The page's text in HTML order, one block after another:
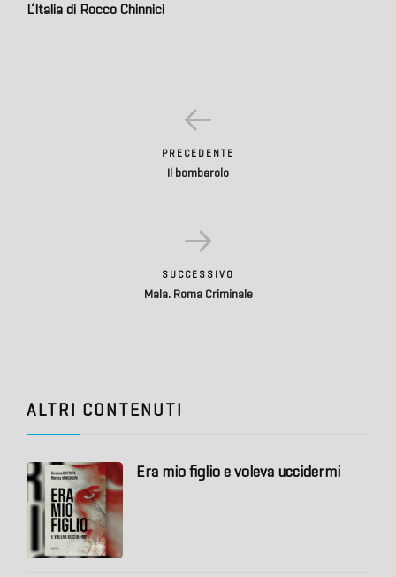
L’Italia di Rocco Chinnici
PRECEDENTE
Il bombarolo
SUCCESSIVO
Mala. Roma Criminale
ALTRI CONTENUTI
Era mio figlio e voleva uccidermi